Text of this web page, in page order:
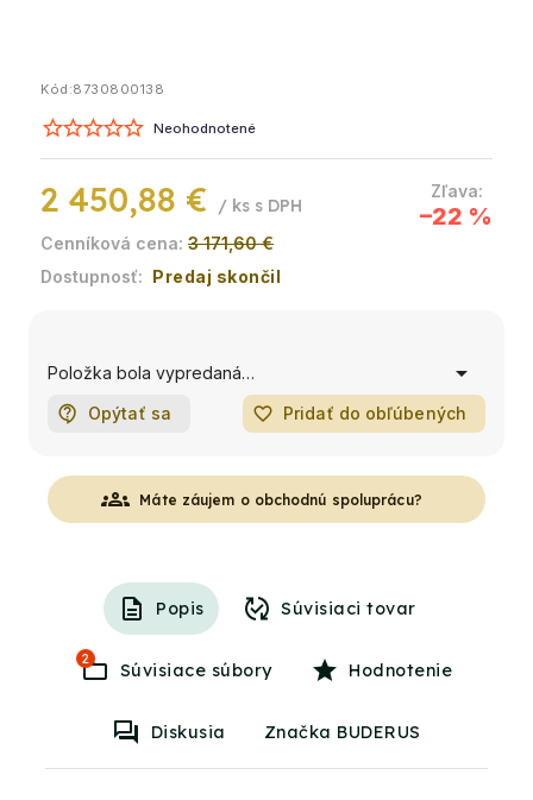
Kód:8730800138
Neohodnotené
3 171,60 €
–22 %
2 450,88 € / ks
Predaj skončil
Položka bola vypredaná…
Opýtať sa
favorite_border Pridať do obľúbených
groups Máte záujem o obchodnú spoluprácu?
Popis Súvisiaci tovar
2
Súvisiace súbory Hodnotenie
Diskusia Značka BUDERUS